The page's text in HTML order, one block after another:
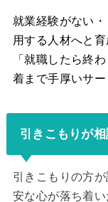
就業経験がない
用する人材へと
「就職したら終
着まで手厚いサー
引きこもりが
引きこもりの方
安な心が落ち着